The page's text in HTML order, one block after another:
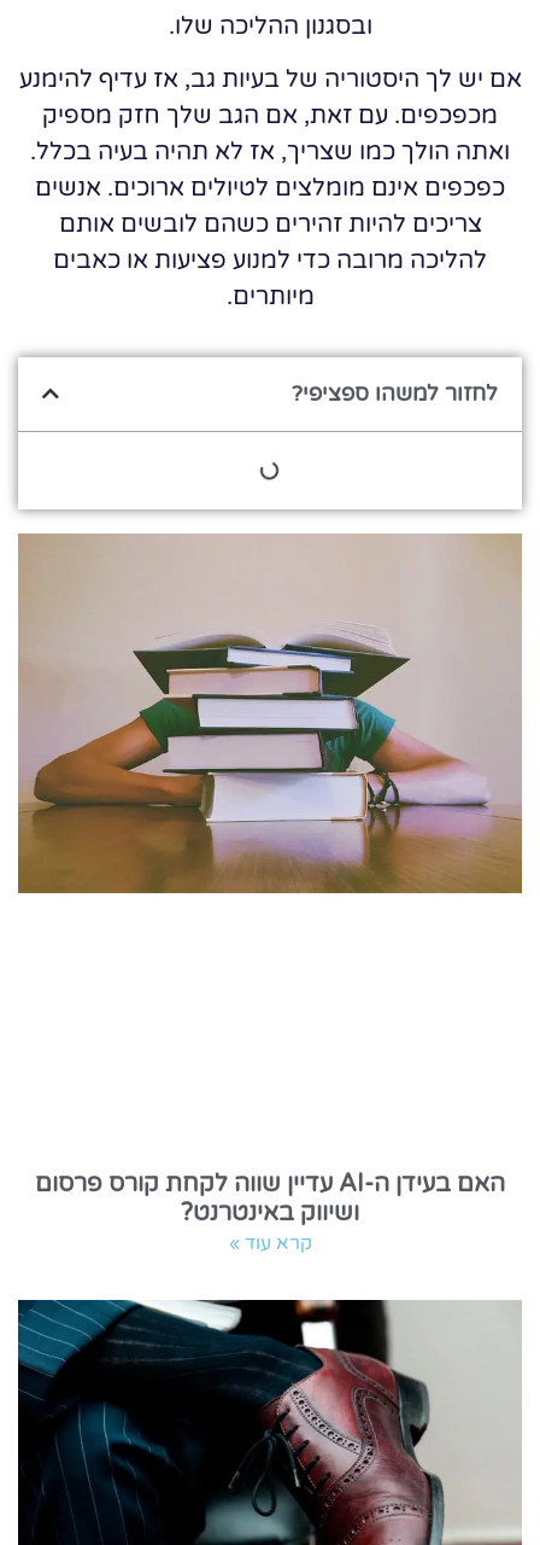
ובסגנון ההליכה שלו.
אם יש לך היסטוריה של בעיות גב, אז עדיף להימנע
מכפכפים. עם זאת, אם הגב שלך חזק מספיק
ואתה הולך כמו שצריך, אז לא תהיה בעיה בכלל.
כפכפים אינם מומלצים לטיולים ארוכים. אנשים
צריכים להיות זהירים כשהם לובשים אותם
להליכה מרובה כדי למנוע פציעות או כאבים
מיותרים.
לחזור למשהו ספציפי?
האם בעידן ה-AI עדיין שווה לקחת קורס פרסום
ושיווק באינטרנט?
קרא עוד »